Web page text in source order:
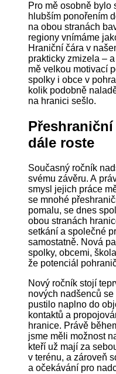
Pro mě osobně bylo
hlubším ponořením
na obou stranách
regiony vnímáme
Hraniční čára v
prakticky zmizela –
mě velkou motivací
spolky i obce v
kolik podobně
na hranici sešlo.
dále roste
Současný ročník
svému závěru. A
smysl jejich práce
se mnohé
pomalu, se dnes
obou stranách
setkání a společné
samostatně. Nová
spolky, obcemi,
že potenciál
Nový ročník stojí
nových nadšenců
pustilo naplno do
kontaktů a
hranice. Právě
jsme měli možnost
kteří už mají za
v terénu, a zároveň
a očekávání pro